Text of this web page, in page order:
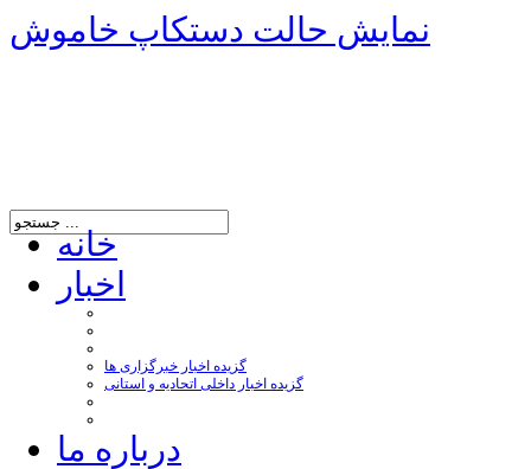
نمایش حالت دستکاپ خاموش
خانه
اخبار
گزیده اخبار خبرگزاری ها
گزیده اخبار داخلی اتحادیه و استانی
درباره ما